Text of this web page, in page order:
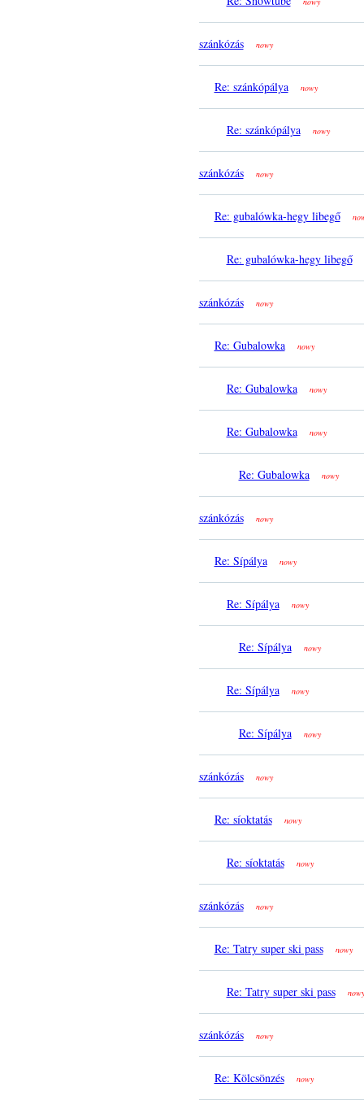
szánkózás nowy
Re: szánkópálya nowy
Re: szánkópálya nowy
szánkózás nowy
Re: gubalówka-hegy libegő
Re: gubalówka-hegy libegő
szánkózás nowy
Re: Gubalowka nowy
Re: Gubalowka nowy
Re: Gubalowka nowy
Re: Gubalowka nowy
szánkózás nowy
Re: Sípálya nowy
Re: Sípálya nowy
Re: Sípálya nowy
Re: Sípálya nowy
Re: Sípálya nowy
szánkózás nowy
Re: síoktatás nowy
Re: síoktatás nowy
szánkózás nowy
Re: Tatry super ski pass nowy
Re: Tatry super ski pass nowy
szánkózás nowy
Re: Kölcsönzés nowy